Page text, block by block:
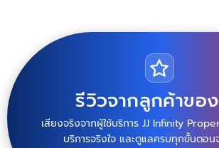
รีวิวจากลูกค้าของ
เสียงจริงจากผู้ใช้บริการ JJ Infinity
บริการจริงใจ และดูแลครบทุกขั้นตอน